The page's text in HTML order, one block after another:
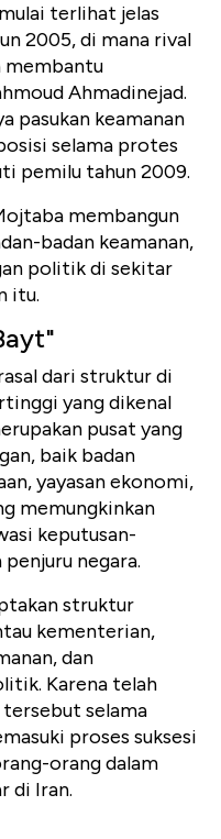
terlihat jelas
2005, di mana rival
membantu
Ahmadinejad.
pasukan keamanan
selama protes
pemilu tahun 2009.
membangun
badan keamanan,
politik di sekitar
itu.
dari struktur di
yang dikenal
pusat yang
baik badan
yayasan ekonomi,
memungkinkan
keputusan-
negara.
struktur
kementerian,
dan
Karena telah
selama
proses suksesi
orang dalam
di Iran.